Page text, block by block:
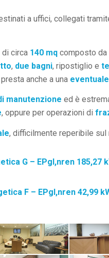
a uffici, collegati
di circa 140 mq composto da
, due bagni, ripostiglio e
anche a una
manutenzione ed è
, oppure per operazioni di
, difficilmente reperibile sul
G – EPgl,nren 185,27
F – EPgl,nren 42,99